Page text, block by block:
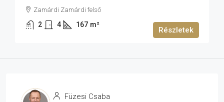
Zamárdi Zamárdi felső
2 4 167 m²
Részletek
Füzesi Csaba